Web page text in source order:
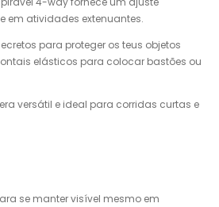
em atividades extenuantes.
para proteger os teus objetos
elásticos para colocar bastões ou
versátil e ideal para corridas curtas e
se manter visível mesmo em